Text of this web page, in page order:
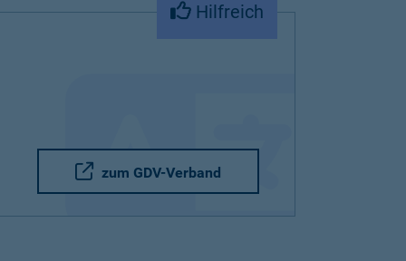
Hilfreich
zum GDV-Verband